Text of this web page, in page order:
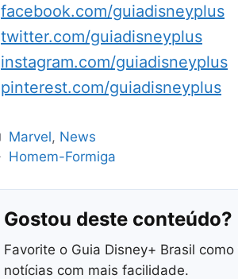
facebook.com/guiadisneyplus
twitter.com/guiadisneyplus
instagram.com/guiadisneyplus
pinterest.com/guiadisneyplus
Categorias
Marvel, News
Tags
Homem-Formiga
Gostou deste conteúdo?
Favorite o Guia Disney+ Brasil
notícias com mais facilidade.